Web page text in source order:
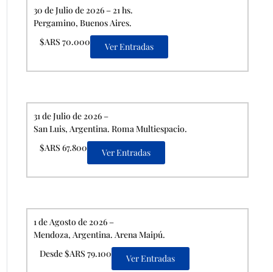
30 de Julio de 2026 – 21 hs.
Pergamino, Buenos Aires.
$ARS 70.000
Ver Entradas
31 de Julio de 2026 –
San Luis, Argentina. Roma Multiespacio.
$ARS 67.800
Ver Entradas
1 de Agosto de 2026 –
Mendoza, Argentina. Arena Maipú.
Desde $ARS 79.100
Ver Entradas